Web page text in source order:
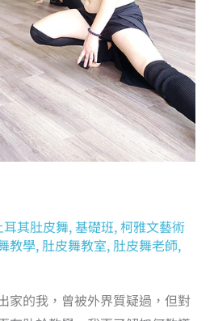
耳其肚皮舞,基礎班,柯雅文藝術
教學, 肚皮舞教室, 肚皮舞老師,
家的我，曾被外界質疑過，但對